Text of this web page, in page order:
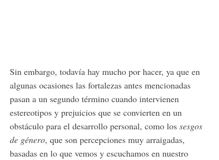
Sin embargo, todavía hay mucho por hacer, ya que en
algunas ocasiones las fortalezas antes mencionadas
pasan a un segundo término cuando intervienen
estereotipos y prejuicios que se convierten en un
obstáculo para el desarrollo personal, como los sesgos
de género, que son percepciones muy arraigadas,
basadas en lo que vemos y escuchamos en nuestro